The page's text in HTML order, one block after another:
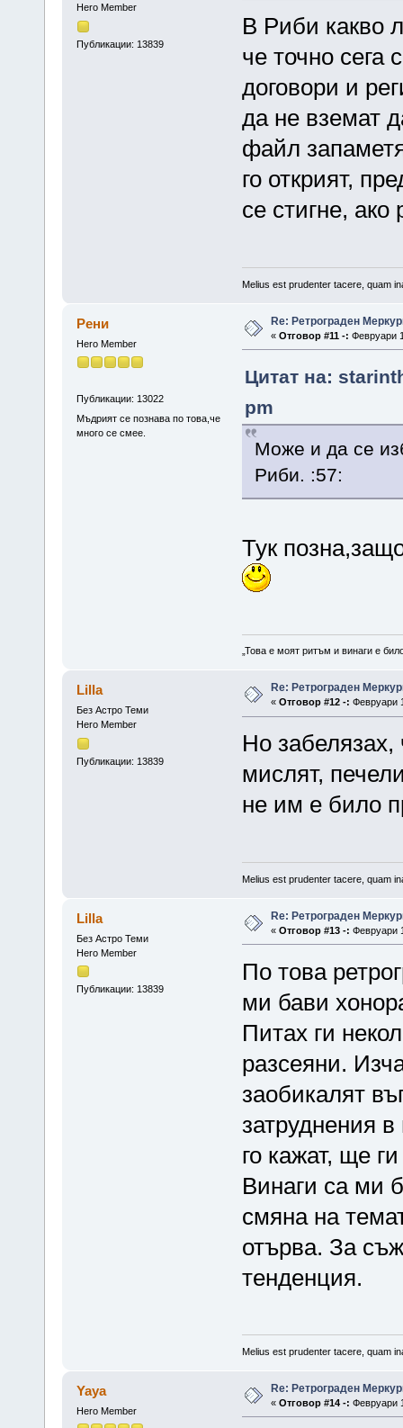
Hero Member
Публикации: 13839
В Риби какво
че точно сега
договори и
да не вземат
файл
го открият,
се стигне,
Melius est prudenter tacere, quam
Рени
Hero Member
Публикации: 13022
Мъдрият се познава по това,че
много се смее.
Re: Ретрограден
« Отговор #11 -: Февруари
Цитат на:
pm
Може и да се
Риби. :57:
Тук
„Това е моят ритъм и винаги е
Lilla
Без Астро Теми
Hero Member
Публикации: 13839
Re: Ретрограден
« Отговор #12 -: Февруари
Но забелязах,
мислят,
не им е било
Melius est prudenter tacere, quam
Lilla
Без Астро Теми
Hero Member
Публикации: 13839
Re: Ретрограден
« Отговор #13 -: Февруари
По това
ми бави
Питах ги
разсеяни.
заобикалят
затруднения
го кажат, ще
Винаги са ми
смяна на
отърва. За
тенденция.
Melius est prudenter tacere, quam
Yaya
Hero Member
Re: Ретрограден
« Отговор #14 -: Февруари